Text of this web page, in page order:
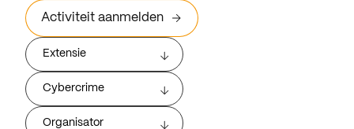
Activiteit aanmelden
Extensie
Cybercrime
Organisator